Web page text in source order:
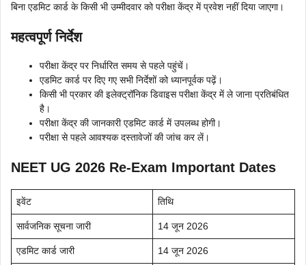
बिना एडमिट कार्ड के किसी भी उम्मीदवार को परीक्षा केंद्र में प्रवेश नहीं दिया जाएगा।
महत्वपूर्ण निर्देश
परीक्षा केंद्र पर निर्धारित समय से पहले पहुंचें।
एडमिट कार्ड पर दिए गए सभी निर्देशों को ध्यानपूर्वक पढ़ें।
किसी भी प्रकार की इलेक्ट्रॉनिक डिवाइस परीक्षा केंद्र में ले जाना प्रतिबंधित
है।
परीक्षा केंद्र की जानकारी एडमिट कार्ड में उपलब्ध होगी।
परीक्षा से पहले आवश्यक दस्तावेजों की जांच कर लें।
NEET UG 2026 Re-Exam Important Dates
इवेंट तिथि
सार्वजनिक सूचना जारी 14 जून 2026
एडमिट कार्ड जारी 14 जून 2026